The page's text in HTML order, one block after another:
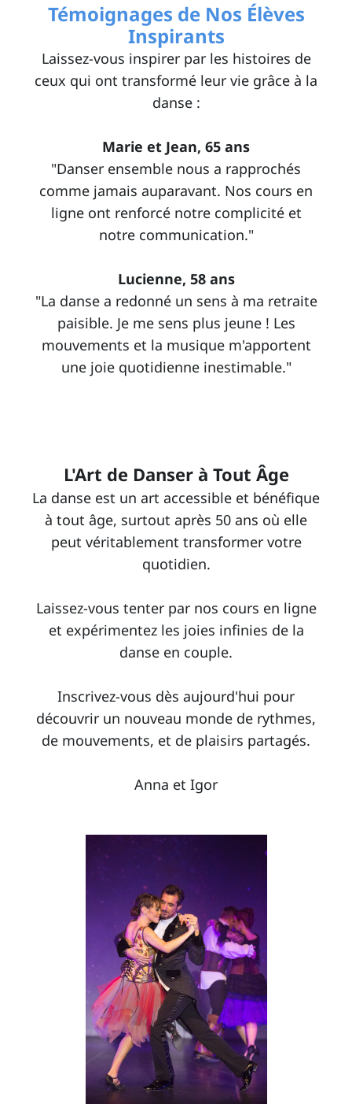
Témoignages de Nos Élèves
Inspirants
Laissez-vous inspirer par les histoires de
ceux qui ont transformé leur vie grâce à la
danse :
Marie et Jean, 65 ans
"Danser ensemble nous a rapprochés
comme jamais auparavant. Nos cours en
ligne ont renforcé notre complicité et
notre communication."
Lucienne, 58 ans
"La danse a redonné un sens à ma retraite
paisible. Je me sens plus jeune ! Les
mouvements et la musique m'apportent
une joie quotidienne inestimable."
L'Art de Danser à Tout Âge
La danse est un art accessible et bénéfique
à tout âge, surtout après 50 ans où elle
peut véritablement transformer votre
quotidien.
Laissez-vous tenter par nos cours en ligne
et expérimentez les joies infinies de la
danse en couple.
Inscrivez-vous dès aujourd'hui pour
découvrir un nouveau monde de rythmes,
de mouvements, et de plaisirs partagés.
Anna et Igor